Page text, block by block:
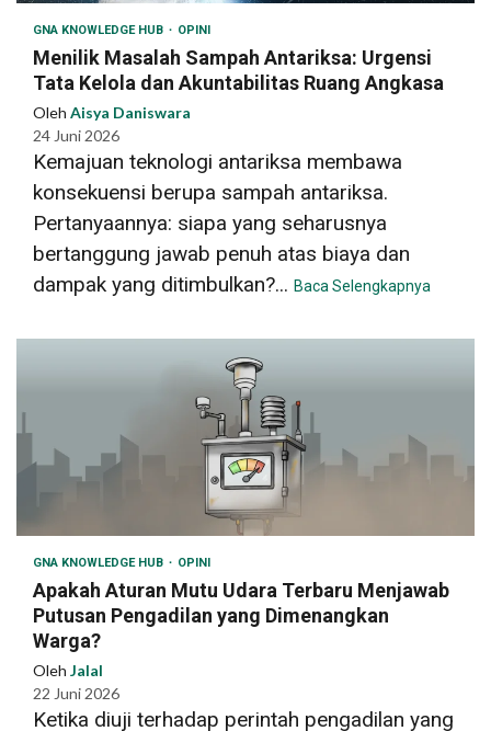
GNA KNOWLEDGE HUB OPINI
Menilik Masalah Sampah Antariksa: Urgensi
Tata Kelola dan Akuntabilitas Ruang Angkasa
Oleh Aisya Daniswara
24 Juni 2026
Kemajuan teknologi antariksa membawa
konsekuensi berupa sampah antariksa.
Pertanyaannya: siapa yang seharusnya
bertanggung jawab penuh atas biaya dan
dampak yang ditimbulkan?... Baca Selengkapnya
GNA KNOWLEDGE HUB OPINI
Apakah Aturan Mutu Udara Terbaru Menjawab
Putusan Pengadilan yang Dimenangkan
Warga?
Oleh Jalal
22 Juni 2026
Ketika diuji terhadap perintah pengadilan yang